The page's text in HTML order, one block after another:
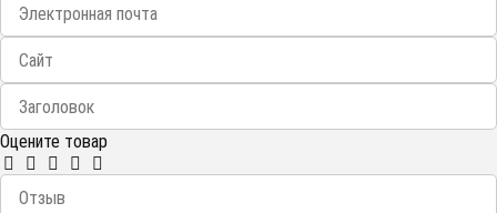
Оцените товар